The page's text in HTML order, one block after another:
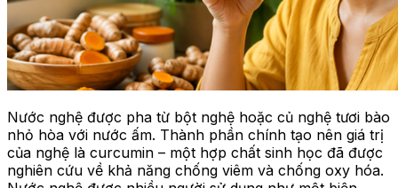
Nước nghệ được pha từ bột nghệ hoặc củ nghệ tươi bào
nhỏ hòa với nước ấm. Thành phần chính tạo nên giá trị
của nghệ là curcumin – một hợp chất sinh học đã được
nghiên cứu về khả năng chống viêm và chống oxy hóa.